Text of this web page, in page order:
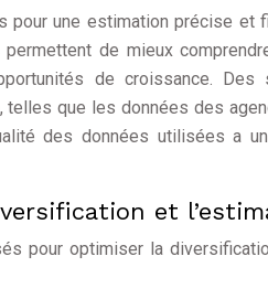
une estimation précise et
de mieux
de croissance. Des
que les données des
des données utilisées a
et
pour optimiser la